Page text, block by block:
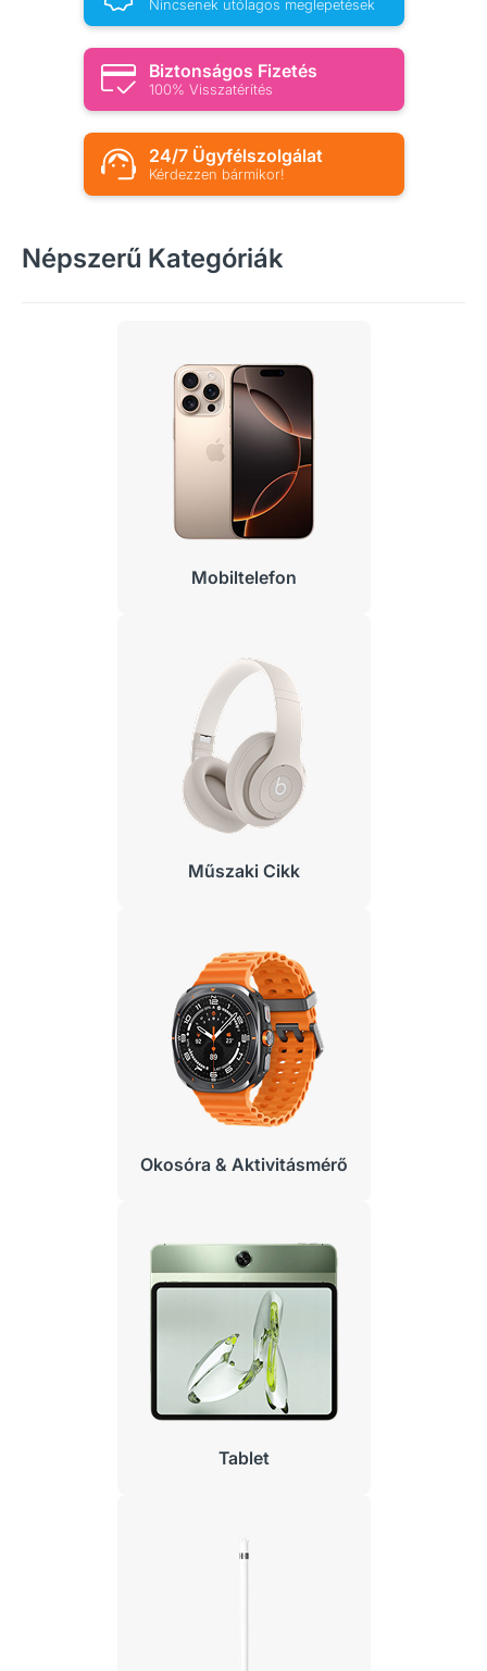
Nincsenek utólagos meglepetések
Biztonságos Fizetés
100% Visszatérítés
24/7 Ügyfélszolgálat
Kérdezzen bármikor!
Népszerű Kategóriák
Mobiltelefon
Műszaki Cikk
Okosóra & Aktivitásmérő
Tablet